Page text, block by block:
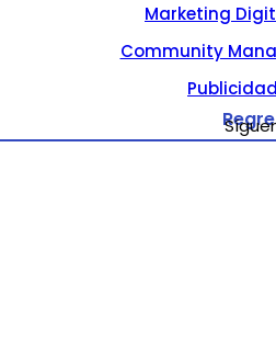
Marketing
Community